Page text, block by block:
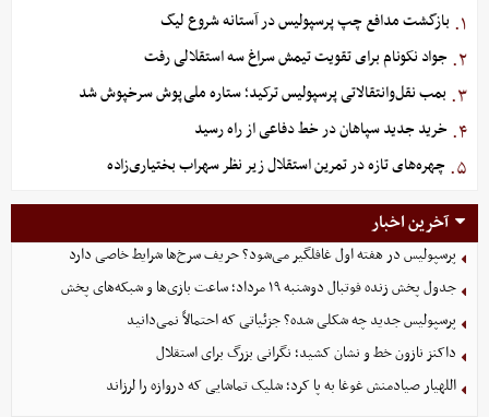
۱. بازگشت مدافع چپ پرسپولیس در آستانه شروع لیگ
۲. جواد نکونام برای تقویت تیمش سراغ سه استقلالی رفت
۳. بمب نقل‌وانتقالاتی پرسپولیس ترکید؛ ستاره ملی‌پوش سرخپوش شد
۴. خرید جدید سپاهان در خط دفاعی از راه رسید
۵. چهره‌های تازه در تمرین استقلال زیر نظر سهراب بختیاری‌زاده
آخرین اخبار
پرسپولیس در هفته اول غافلگیر می‌شود؟ حریف سرخ‌ها شرایط خاصی دارد
جدول پخش زنده فوتبال دوشنبه ۱۹ مرداد؛ ساعت بازی‌ها و شبکه‌های پخش
پرسپولیس جدید چه شکلی شده؟ جزئیاتی که احتمالاً نمی‌دانید
داکنز نازون خط و نشان کشید؛ نگرانی بزرگ برای استقلال
اللهیار صیادمنش غوغا به پا کرد؛ شلیک تماشایی که دروازه را لرزاند